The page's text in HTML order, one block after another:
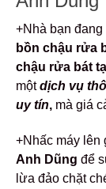
+Nhà bạn đang
bồn chậu rửa
chậu rửa bát
mộtdịch vụ
uy tín, mà giá
+Nhấc máy lên
Anh Dũng để
lừa đảo chặt